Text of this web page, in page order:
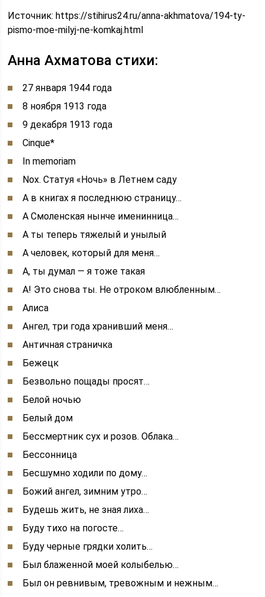
Источник:https://stihirus24.ru/anna-akhmatova/194-ty-
pismo-moe-milyj-ne-komkaj.html
Анна Ахматова стихи:
27 января 1944 года
8 ноября 1913 года
9 декабря 1913 года
Cinque*
In memoriam
Nох. Статуя «Ночь» в Летнем саду
А в книгах я последнюю страницу…
А Смоленская нынче именинница…
А ты теперь тяжелый и унылый
А человек, который для меня…
А, ты думал — я тоже такая
А! Это снова ты. Не отроком влюбленным…
Алиса
Ангел, три года хранивший меня…
Античная страничка
Бежецк
Безвольно пощады просят…
Белой ночью
Белый дом
Бессмертник сух и розов. Облака…
Бессонница
Бесшумно ходили по дому…
Божий ангел, зимним утро…
Будешь жить, не зная лиха…
Буду тихо на погосте…
Буду черные грядки холить…
Был блаженной моей колыбелью…
Был он ревнивым, тревожным и нежным…